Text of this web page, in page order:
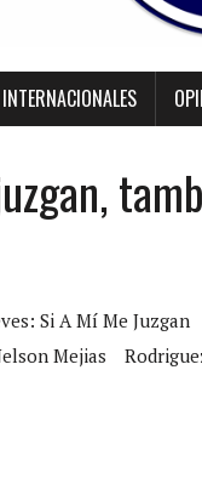
INTERNACIONALES
Si A Mí Me Juzgan
Mejias